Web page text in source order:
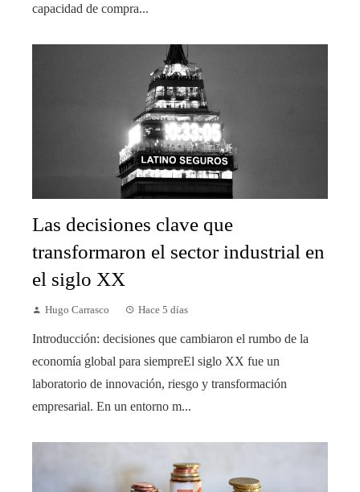
capacidad de compra...
Las decisiones clave que
transformaron el sector industrial en
el siglo XX
Hugo Carrasco Hace 5 días
Introducción: decisiones que cambiaron el rumbo de la
economía global para siempreEl siglo XX fue un
laboratorio de innovación, riesgo y transformación
empresarial. En un entorno m...